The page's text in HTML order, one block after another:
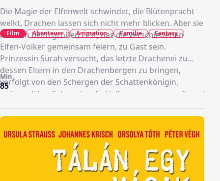
Die Magie der Elfenwelt schwindet, die Blütenpracht
welkt, Drachen lassen sich nicht mehr blicken. Aber sie
müssen beim großen Fest, das die verschiedenen
Elfen-Völker gemeinsam feiern, zu Gast sein.
Prinzessin Surah versucht, das letzte Drachenei zu
dessen Eltern in den Drachenbergen zu bringen,
verfolgt von den Schergen der Schattenkönigin,
während ihre Schwester die Völker zusammenruft und
das Fest vorbereitet.
85
Min.
Film Abenteuer Animation Familie Fantasy